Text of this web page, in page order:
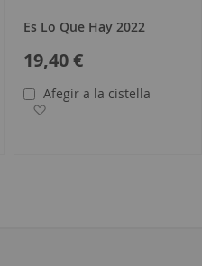
Es Lo Que Hay 2022
19,40 €
Afegir a la cistella